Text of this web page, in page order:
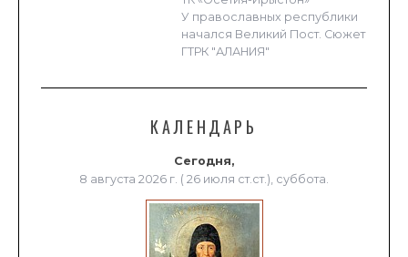
У православных республики
начался Великий Пост. Сюжет
ГТРК "АЛАНИЯ"
КАЛЕНДАРЬ
Сегодня,
8 августа 2026 г. ( 26 июля ст.ст.), суббота.